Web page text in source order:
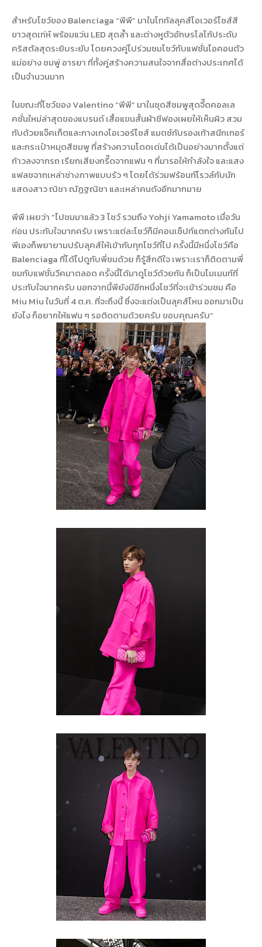
สำหรับโชว์ของ Balenciaga “พีพี” มาในโททัลลุคส์โอเวอร์ไซส์สี
ขาวสุดเท่ห์ พร้อมแว่น LED สุดล้ำ และต่างหูตัวอักษรโลโก้ประดับ
คริสตัลสุดระยิบระยับ โดยควงคู่ไปร่วมชมโชว์กับแฟชั่นไอคอนตัว
แม่อย่าง ชมพู่ อารยา ที่ทั้งคู่สร้างความสนใจจากสื่อต่างประเทศได้
เป็นจำนวนมาก
ในขณะที่โชว์ของ Valentino “พีพี” มาในชุดสีชมพูสุดจี๊ดคอลเล
คชั่นใหม่ล่าสุดของแบรนด์ เสื้อแขนสั้นผ้าชีฟองเผยให้เห็นผิว สวม
ทับด้วยแจ๊คเก็ตและกางเกงโอเวอร์ไซส์ แมตช์กับรองเท้าสนีกเกอร์
และกระเป๋าหมุดสีชมพู ที่สร้างความโดดเด่นได้เป็นอย่างมากตั้งแต่
ก้าวลงจากรถ เรียกเสียงกรี๊ดจากแฟน ๆ ที่มารอให้กำลังใจ และแสง
แฟลชจากเหล่าช่างภาพแบบรัว ๆ โดยได้ร่วมฟร้อนท์โรวล์กับนัก
แสดงสาว ณิชา ณัฏฐณิชา และเหล่าคนดังอีกมากมาย
พีพี เผยว่า “ไปชมมาแล้ว 3 โชว์ รวมถึง Yohji Yamamoto เมื่อวัน
ก่อน ประทับใจมากครับ เพราะแต่ละโชว์ก็มีคอนเซ็ปท์แตกต่างกันไป
พีเองก็พยายามปรับลุคส์ให้เข้ากับทุกโชว์ที่ไป ครั้งนี้มีหนึ่งโชว์คือ
Balenciaga ที่ได้ไปดูกับพี่ชมด้วย ก็รู้สึกดีใจ เพราะเราก็ติดตามพี่
ชมกับแฟชั่นวีคมาตลอด ครั้งนี้ได้มาดูโชว์ด้วยกัน ก็เป็นโมเมนท์ที่
ประทับใจมากครับ นอกจากนี้พียังมีอีกหนึ่งโชว์ที่จะเข้าร่วมชม คือ
Miu Miu ในวันที่ 4 ต.ค. ที่จะถึงนี้ ซึ่งจะแต่งเป็นลุคส์ไหน ออกมาเป็น
ยังไง ก็อยากให้แฟน ๆ รอติดตามด้วยครับ ขอบคุณครับ”